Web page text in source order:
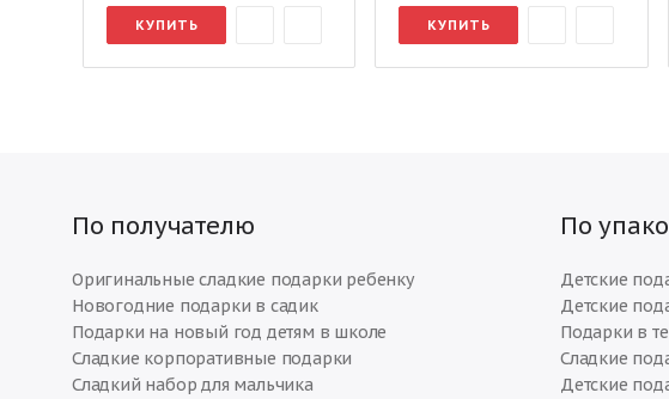
КУПИТЬ КУПИТЬ
По получателю
Оригинальные сладкие подарки ребенку
Новогодние подарки в садик
Подарки на новый год детям в школе
Сладкие корпоративные подарки
Сладкий набор для мальчика
По
Детские
Детские
Подарки в
Сладкие
Детские